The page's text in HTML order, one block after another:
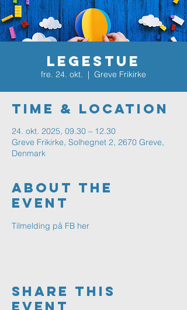
Legestue
fre. 24. okt.
  |
Greve Frikirke
Time & Location
24. okt. 2025, 09.30 – 12.30
Greve Frikirke, Solhegnet 2, 2670 Greve,
Denmark
About The
Event
Tilmelding på FB her
Share This
Event